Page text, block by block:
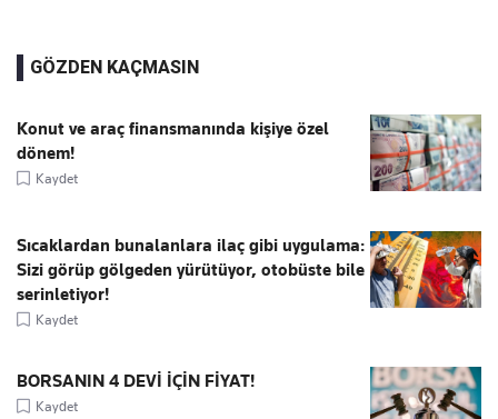
GÖZDEN KAÇMASIN
Konut ve araç finansmanında kişiye özel
dönem!
Kaydet
Sıcaklardan bunalanlara ilaç gibi uygulama:
Sizi görüp gölgeden yürütüyor, otobüste bile
serinletiyor!
Kaydet
BORSANIN 4 DEVİ İÇİN FİYAT!
Kaydet